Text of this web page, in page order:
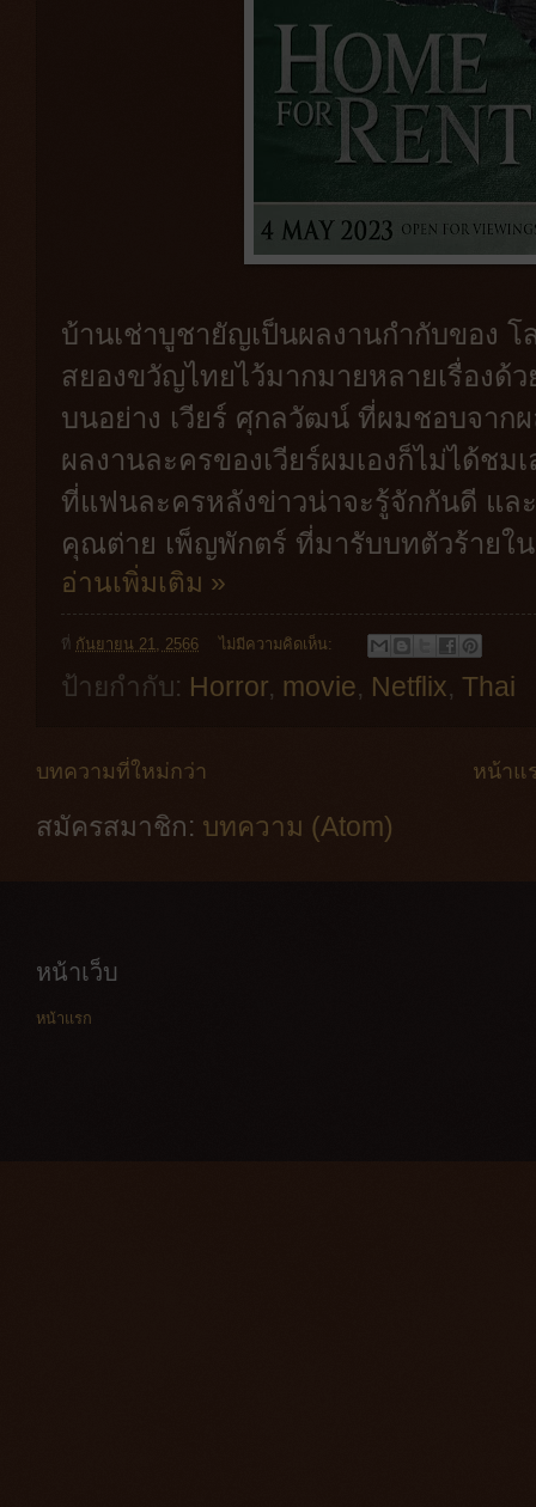
บ้านเช่าบูชายัญเป็นผลงานกำกับของ
สยองขวัญไทยไว้มากมายหลายเรื่องด้
บนอย่าง เวียร์ ศุกลวัฒน์ ที่ผมชอบจาก
ผลงานละครของเวียร์ผมเองก็ไม่ได้ช
ที่แฟนละครหลังข่าวน่าจะรู้จักกันดี แล
คุณต่าย เพ็ญพักตร์ ที่มารับบทตัวร้ายใน
อ่านเพิ่มเติม »
ที่ กันยายน 21, 2566 ไม่มีความคิดเห็น:
ป้ายกำกับ: Horror, movie, Netflix, Thai
บทความที่ใหม่กว่า หน้าแ
สมัครสมาชิก: บทความ (Atom)
หน้าเว็บ
หน้าแรก